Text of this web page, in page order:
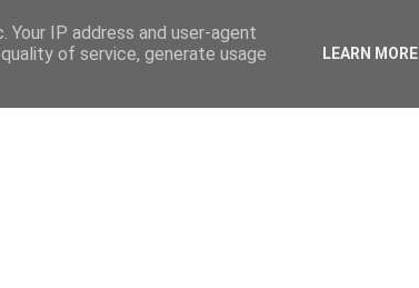
IP address and user-agent
of service, generate usage
LEARN MORE